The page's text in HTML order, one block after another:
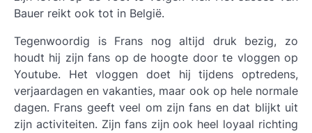
Bauer reikt ook tot in België.
Tegenwoordig is Frans nog altijd druk bezig, zo
houdt hij zijn fans op de hoogte door te vloggen op
Youtube. Het vloggen doet hij tijdens optredens,
verjaardagen en vakanties, maar ook op hele normale
dagen. Frans geeft veel om zijn fans en dat blijkt uit
zijn activiteiten. Zijn fans zijn ook heel loyaal richting